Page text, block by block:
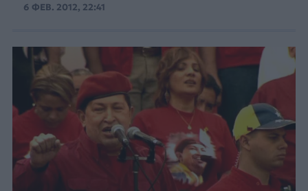
6 ΦΕΒ. 2012, 22:41